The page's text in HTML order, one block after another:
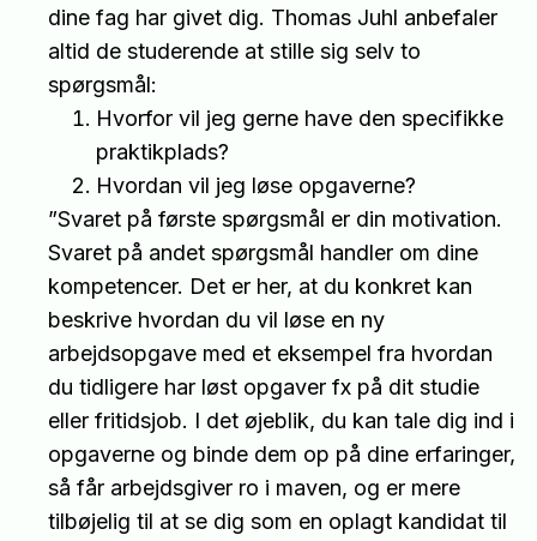
dine fag har givet dig. Thomas Juhl anbefaler
altid de studerende at stille sig selv to
spørgsmål:
Hvorfor vil jeg gerne have den specifikke
praktikplads?
Hvordan vil jeg løse opgaverne?
”Svaret på første spørgsmål er din motivation.
Svaret på andet spørgsmål handler om dine
kompetencer. Det er her, at du konkret kan
beskrive hvordan du vil løse en ny
arbejdsopgave med et eksempel fra hvordan
du tidligere har løst opgaver fx på dit studie
eller fritidsjob. I det øjeblik, du kan tale dig ind i
opgaverne og binde dem op på dine erfaringer,
så får arbejdsgiver ro i maven, og er mere
tilbøjelig til at se dig som en oplagt kandidat til